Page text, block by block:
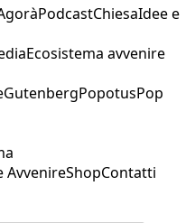
PodcastChiesaIdee e
Ecosistema avvenire
GutenbergPopotusPop
AvvenireShopContatti